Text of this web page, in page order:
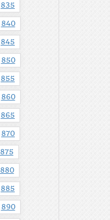
835
840
845
850
855
860
865
870
875
880
885
890